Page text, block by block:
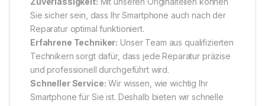
Sie sicher sein, dass Ihr Smartphone auch nach der
Reparatur optimal funktioniert.
Erfahrene Techniker: Unser Team aus qualifizierten
Technikern sorgt dafür, dass jede Reparatur präzise
und professionell durchgeführt wird.
Schneller Service: Wir wissen, wie wichtig Ihr
Smartphone für Sie ist. Deshalb bieten wir schnelle